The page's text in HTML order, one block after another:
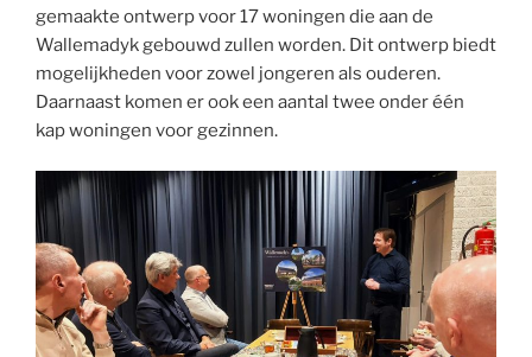
gemaakte ontwerp voor 17 woningen die aan de
Wallemadyk gebouwd zullen worden. Dit ontwerp biedt
mogelijkheden voor zowel jongeren als ouderen.
Daarnaast komen er ook een aantal twee onder één
kap woningen voor gezinnen.